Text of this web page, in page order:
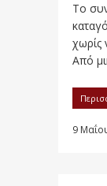
Το
χωρίς
Από
9